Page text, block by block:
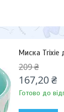
Миска Trixie
209 ₴
167,20 ₴
Готово до